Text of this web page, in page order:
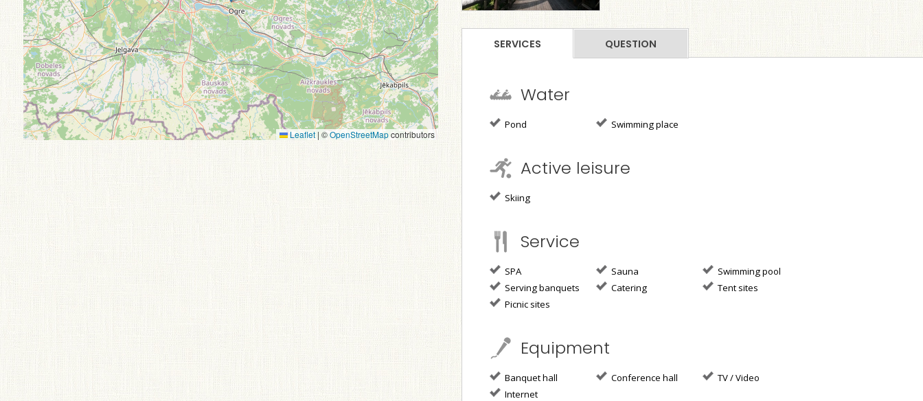
Leaflet | ©OpenStreetMapcontributors
SERVICES QUESTION
Water
Pond Swimming place
Active leisure
Skiing
Service
SPA Sauna
Swimming pool
Serving banquets
Catering
Tent sites
Picnic sites
Equipment
Banquet hall Conference hall
TV / Video
Internet